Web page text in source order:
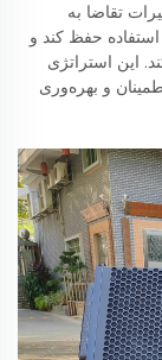
تقاضا به
حفظ کند و
این استراتژی
و بهره‌وری